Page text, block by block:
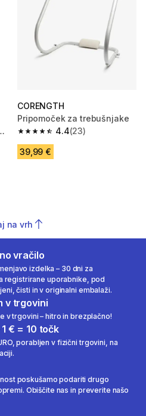
CORENGTH
Pripomoček za trebušnjake
4.4
4.4 od 5 zvezdic from 23
(23)
39,99 €
na vrh
vračilo
izdelka – 30 dni za
registrirane uporabnike, pod
čisti in v originalni embalaži.
v trgovini
v trgovini – hitro in brezplačno!
€ = 10 točk
porabljen v fizični trgovini, na
poskušamo podariti drugo
Obiščite nas in preverite našo